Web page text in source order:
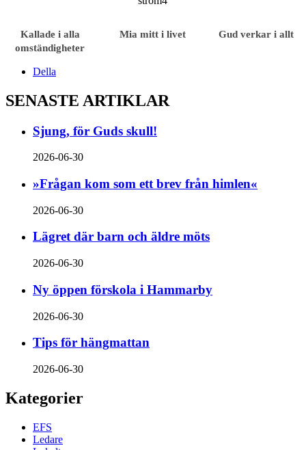
Kallade i alla
omständigheter
Mia mitt i livet Gud verkar i allt
Della
SENASTE ARTIKLAR
Sjung, för Guds skull!
2026-06-30
»Frågan kom som ett brev från himlen«
2026-06-30
Lägret där barn och äldre möts
2026-06-30
Ny öppen förskola i Hammarby
2026-06-30
Tips för hängmattan
2026-06-30
Kategorier
EFS
Ledare